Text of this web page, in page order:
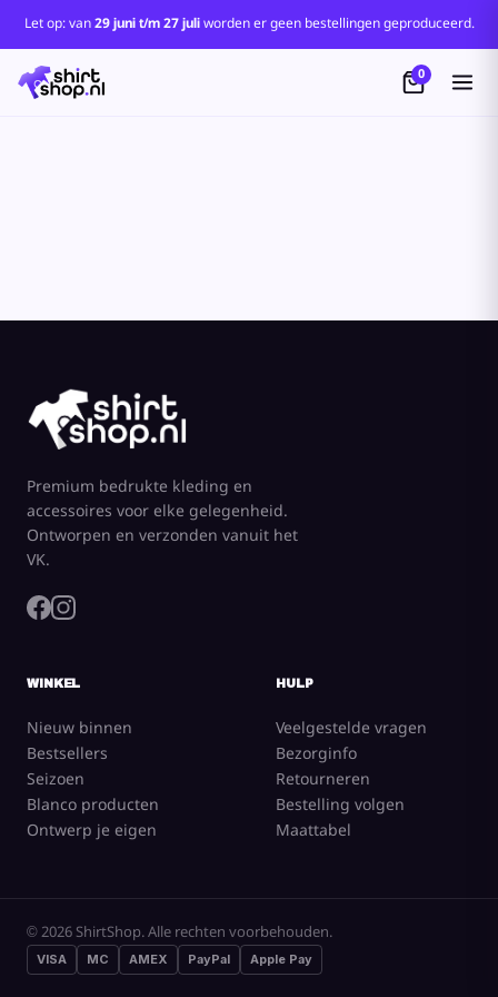
Let op: van29 juni t/m 27 juliworden er geen bestellingen geproduceerd.
0
Premium bedrukte kleding en
accessoires voor elke gelegenheid.
Ontworpen en verzonden vanuit het
VK.
WINKEL
Nieuw binnen
Bestsellers
Seizoen
Blanco producten
Ontwerp je eigen
HULP
Veelgestelde vragen
Bezorginfo
Retourneren
Bestelling volgen
Maattabel
© 2026 ShirtShop. Alle rechten voorbehouden.
VISA MC AMEX PayPal Apple Pay
Standaard
Price: Lowest First
Price: Highest First